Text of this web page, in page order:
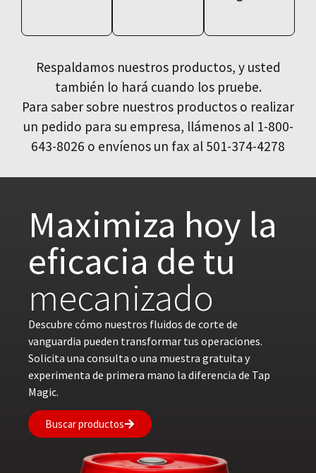
Respaldamos nuestros productos, y usted
también lo hará cuando los pruebe.
Para saber sobre nuestros productos o realizar
un pedido para su empresa, llámenos al 1-800-
643-8026 o envíenos un fax al 501-374-4278
Maximiza hoy la
eficacia de tu
mecanizado
Descubre cómo nuestros fluidos de corte de
vanguardia pueden transformar tus operaciones.
Solicita una consulta o una muestra gratuita y
experimenta de primera mano la diferencia de Tap
Magic.
Buscar productos